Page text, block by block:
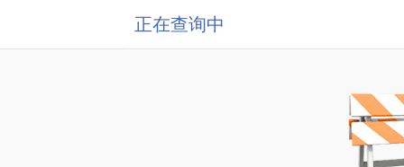
正在查询中